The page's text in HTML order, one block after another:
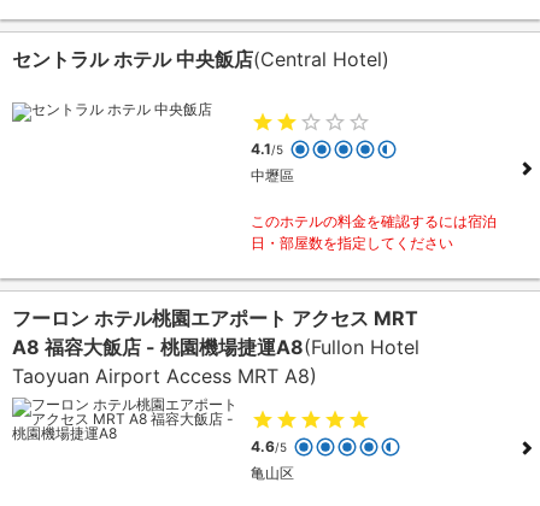
セントラル ホテル 中央飯店(Central Hotel)
4.1/5
中壢區
このホテルの料金を確認するには宿泊
日・部屋数を指定してください
フーロン ホテル桃園エアポート アクセス MRT
A8 福容大飯店 - 桃園機場捷運A8(Fullon Hotel
Taoyuan Airport Access MRT A8)
4.6/5
亀山区